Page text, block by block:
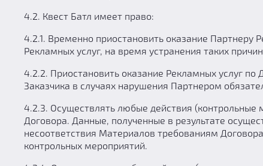
4.2. Квест Батл имеет право:
4.2.1. Временно приостановить оказание
Рекламных услуг, на время устранения таких
4.2.2. Приостановить оказание Рекламных услуг
Заказчика в случаях нарушения Партнером
4.2.3. Осуществлять любые действия
Договора. Данные, полученные в результате
несоответствия Материалов требованиям
контрольных мероприятий.